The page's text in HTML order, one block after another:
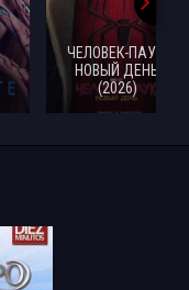
ЧЕЛОВЕК-ПАУК:
НОВЫЙ ДЕНЬ
(2026)